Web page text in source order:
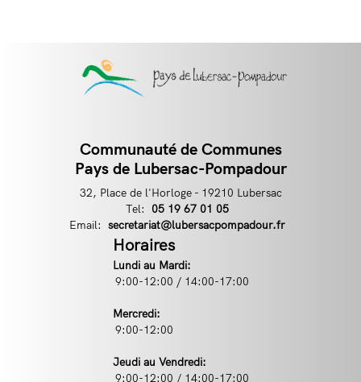
Contact
Communauté de Communes
Pays de Lubersac-Pompadour
32, Place de l'Horloge - 19210 Lubersac
Tel:
Téléphone
05 19 67 01 05
Email: Email
secretariat@lubersacpompadour.fr
Horaires
Lundi au Mardi:
9:00-12:00 / 14:00-17:00
Mercredi:
9:00-12:00
Jeudi au Vendredi:
9:00-12:00 / 14:00-17:00